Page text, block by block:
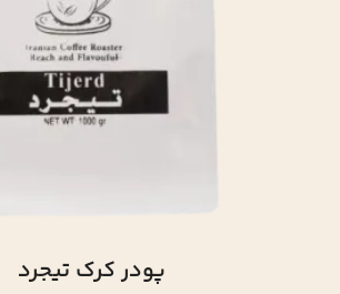
پودر کرک تیجرد